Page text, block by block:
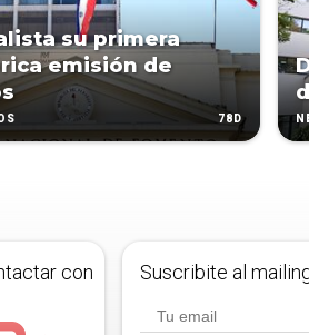
su primera
emisión de
78D
con
Suscribite al